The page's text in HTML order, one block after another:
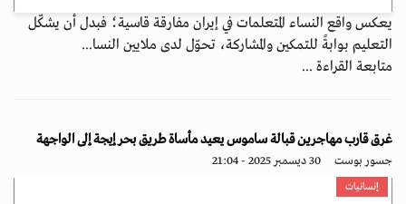
يعكس واقع النساء المتعلمات في إيران مفارقة قاسية؛ فبدل أن يشكّل
التعليم بوابةً للتمكين والمشاركة، تحوّل لدى ملايين النسا...
متابعة القراءة ...
غرق قارب مهاجرين قبالة ساموس يعيد مأساة طريق بحر إيجة إلى الواجهة
جسور بوست 30 ديسمبر 2025 - 21:04
إنسانيات